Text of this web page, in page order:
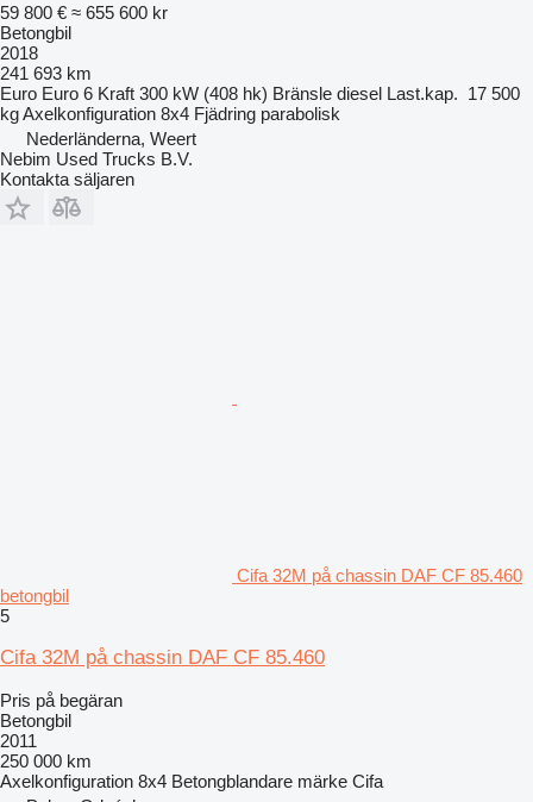
59 800 € ≈ 655 600 kr
Betongbil
2018
241 693 km
Euro Euro 6 Kraft 300 kW (408 hk) Bränsle diesel Last.kap. 17 500
kgAxelkonfiguration 8x4 Fjädring parabolisk
Nederländerna, Weert
Nebim Used Trucks B.V.
Kontakta säljaren
Cifa 32M på chassin DAF CF 85.460
betongbil
5
Cifa 32M på chassin DAF CF 85.460
Pris på begäran
Betongbil
2011
250 000 km
Axelkonfiguration 8x4 Betongblandare märke Cifa